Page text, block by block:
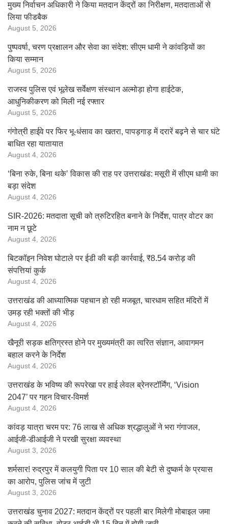
मुख्य निर्वाचन अधिकारी ने किया मतदान केंद्रों का निरीक्षण, मतदाताओं से
लिया फीडबैक
August 5, 2026
पुष्पवर्षा, चरण प्रक्षालन और सेवा का संदेश: सीएम धामी ने कांवड़ियों का
किया सम्मान
August 5, 2026
राजस्व पुलिस एवं भूलेख सर्वेक्षण संस्थान अल्मोड़ा होगा हाईटेक,
आधुनिकीकरण को मिली नई रफ्तार
August 5, 2026
गंगोत्री हाईवे पर फिर भू-धंसाव का खतरा, पापड़गाड़ में दरारें बढ़ने से चार घंटे
बाधित रहा यातायात
August 4, 2026
‘बिना रुके, बिना थके’ विकास की राह पर उत्तराखंड: मसूरी में सीएम धामी का
बड़ा संदेश
August 4, 2026
SIR-2026: मतदाता सूची को त्रुटिरहित बनाने के निर्देश, पात्र वोटर का
नाम न छूटे
August 4, 2026
बिटकॉइन निवेश घोटाले पर ईडी की बड़ी कार्रवाई, ₹8.54 करोड़ की
संपत्तियां कुर्क
August 4, 2026
उत्तराखंड की आध्यात्मिक पहचान हो रही मजबूत, चारधाम सहित मंदिरों में
उमड़ रही भक्तों की भीड़
August 4, 2026
खैनूरी सड़क क्षतिग्रस्त होने पर मुख्यमंत्री का त्वरित संज्ञान, आवागमन
बहाल करने के निर्देश
August 4, 2026
उत्तराखंड के भविष्य की रूपरेखा पर हाई लेवल ब्रेनस्टॉर्मिंग, ‘Vision
2047’ पर गहन विचार-विमर्श
August 4, 2026
कांवड़ यात्रा चरम पर: 76 लाख से अधिक श्रद्धालुओं ने भरा गंगाजल,
आईजी-डीआईजी ने परखी सुरक्षा व्यवस्था
August 3, 2026
शर्मसार! रुद्रपुर में कलयुगी पिता पर 10 साल की बेटी से दुष्कर्म के प्रयास
का आरोप, पुलिस जांच में जुटी
August 3, 2026
उत्तराखंड चुनाव 2027: मतदान केंद्रों पर पहली बार मिलेगी मोबाइल जमा